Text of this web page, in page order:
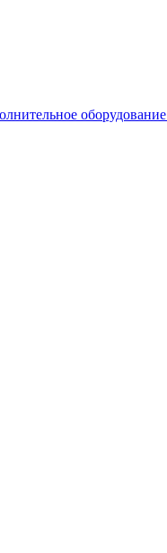
оборудование